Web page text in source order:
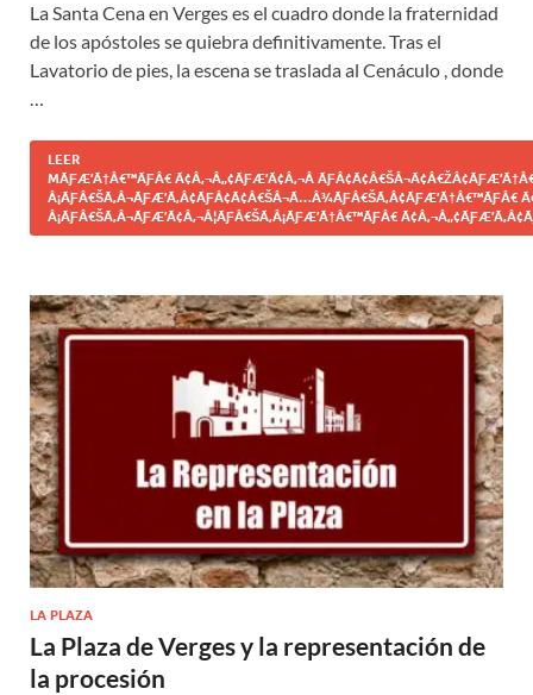
La Santa Cena en Verges es el cuadro donde la fraternidad
de los apóstoles se quiebra definitivamente. Tras el
Lavatorio de pies, la escena se traslada al Cenáculo , donde
…
LEER
MÃƑÆ’Ã†Â€™ÃƑÂ€ Ã¢Â‚¬Â„¢ÃƑÆ’Ã¢Â‚¬Â
Â¡ÃƑÂ€ŠÃ‚Â¬ÃƑÆ’Ã‚Â¢ÃƑÂ¢Ã¢Â€ŠÂ¬Ã…Â¾ÃƑÂ€ŠÃ‚Â¢ÃƑÆ’Ã†Â€™ÃƑÂ€
Â¡ÃƑÂ€ŠÃ‚Â¬ÃƑÆ’Ã¢Â‚¬Â¦ÃƑÂ€ŠÃ‚Â¡ÃƑÆ’Ã†Â€™ÃƑÂ€
LA PLAZA
La Plaza de Verges y la representación de
la procesión